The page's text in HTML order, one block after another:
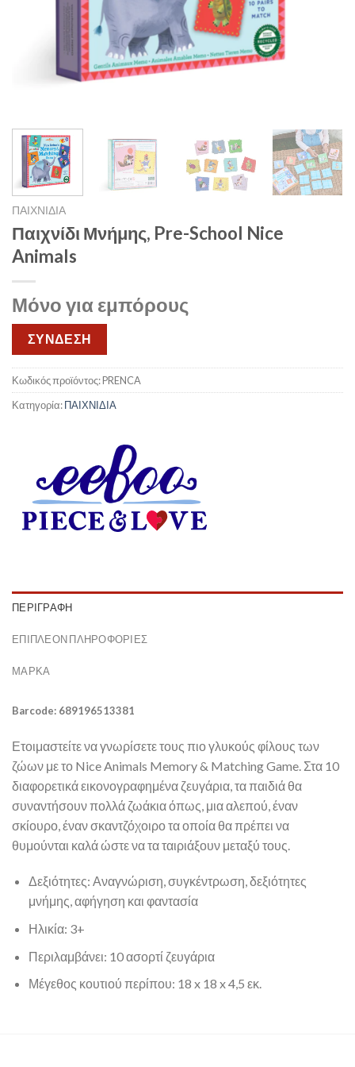
ΠΑΙΧΝΙΔΙΑ
Παιχνίδι Μνήμης, Pre-School Nice
Animals
Μόνο για εμπόρους
ΣΥΝΔΕΣΗ
Κωδικός προϊόντος:PRENCA
Κατηγορία:ΠΑΙΧΝΙΔΙΑ
ΠΕΡΙΓΡΑΦΉ
ΕΠΙΠΛΈΟΝ ΠΛΗΡΟΦΟΡΊΕΣ
ΜΆΡΚΑ
Barcode: 689196513381
Ετοιμαστείτε να γνωρίσετε τους πιο γλυκούς φίλους των
ζώων με το Nice Animals Memory & Matching Game. Στα 10
διαφορετικά εικονογραφημένα ζευγάρια, τα παιδιά θα
συναντήσουν πολλά ζωάκια όπως, μια αλεπού, έναν
σκίουρο, έναν σκαντζόχοιρο τα οποία θα πρέπει να
θυμούνται καλά ώστε να τα ταιριάξουν μεταξύ τους.
Δεξιότητες: Αναγνώριση, συγκέντρωση, δεξιότητες
μνήμης, αφήγηση και φαντασία
Ηλικία: 3+
Περιλαμβάνει: 10 ασορτί ζευγάρια
Μέγεθος κουτιού περίπου: 18 x 18 x 4,5 εκ.